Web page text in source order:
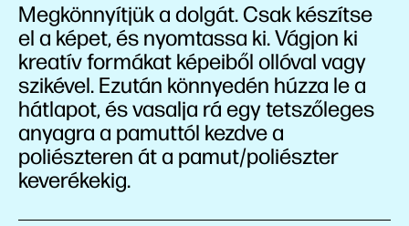
Megkönnyítjük a dolgát. Csak készítse
el a képet, és nyomtassa ki. Vágjon ki
kreatív formákat képeiből ollóval vagy
szikével. Ezután könnyedén húzza le a
hátlapot, és vasalja rá egy tetszőleges
anyagra a pamuttól kezdve a
poliészteren át a pamut/poliészter
keverékekig.